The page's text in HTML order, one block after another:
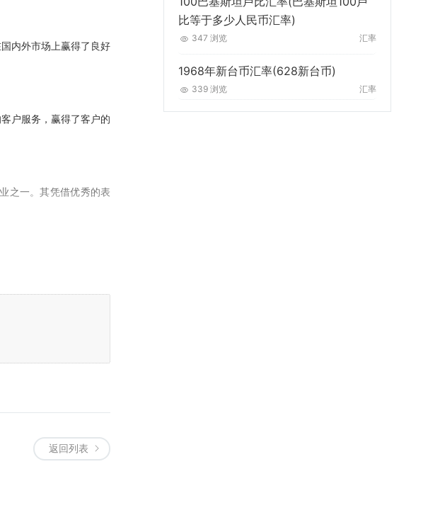
内外市场上赢得了良好
户服务，赢得了客户的
之一。其凭借优秀的表
其卓越的财务表现和稳
泛的认可和信赖。在未
返回列表
比等于多少人民币汇率)
347 浏览 汇率
1968年新台币汇率(628新台币)
339 浏览 汇率